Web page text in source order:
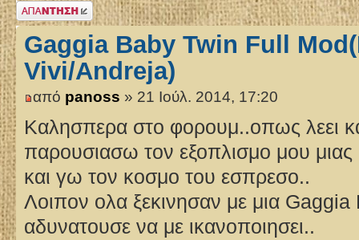
Δημιουργία
απάντησης
Gaggia Baby Twin Full
Vivi/Andreja)
από panoss » 21 Ιούλ. 2014, 17:20
Καλησπερα στο φορουμ..οπως λεει
παρουσιασω τον εξοπλισμο μου
και γω τον κοσμο του εσπρεσο..
Λοιπον ολα ξεκινησαν με μια
αδυνατουσε να με ικανοποιησει..